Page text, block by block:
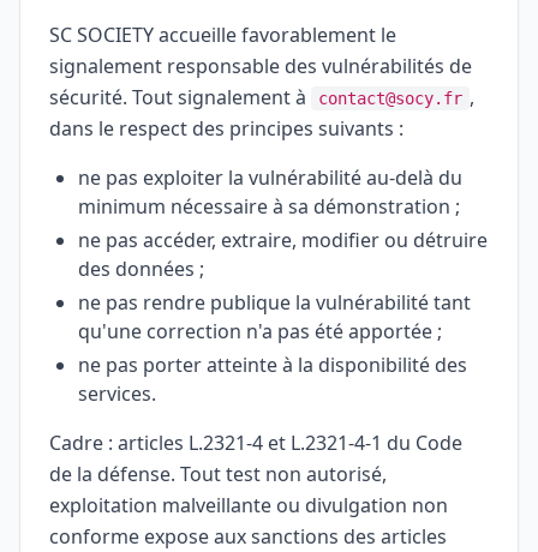
SC SOCIETY accueille favorablement le
signalement responsable des vulnérabilités de
sécurité. Tout signalement à
contact@socy.fr ,
dans le respect des principes suivants :
ne pas exploiter la vulnérabilité au-delà du
minimum nécessaire à sa démonstration ;
ne pas accéder, extraire, modifier ou détruire
des données ;
ne pas rendre publique la vulnérabilité tant
qu'une correction n'a pas été apportée ;
ne pas porter atteinte à la disponibilité des
services.
Cadre : articles L.2321-4 et L.2321-4-1 du Code
de la défense. Tout test non autorisé,
exploitation malveillante ou divulgation non
conforme expose aux sanctions des articles